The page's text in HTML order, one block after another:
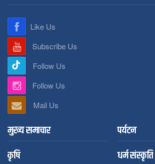
Like Us
Subscribe Us
Follow Us
Follow Us
Mail Us
मुख्य समाचार
पर्यटन
कृषि
धर्म संस्कृति